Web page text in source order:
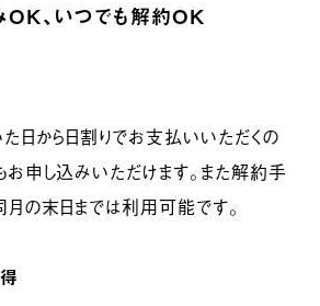
OK、いつでも解約OK
日から日割りでお支払いいただくの
お申し込みいただけます。また解約手
月の末日までは利用可能です。